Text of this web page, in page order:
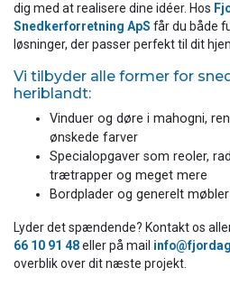
dig med at realisere dine idéer. Hos
Snedkerforretning ApS får du både
løsninger, der passer perfekt til dit
Vi tilbyder alle former for
heriblandt:
Vinduer og døre i mahogni,
ønskede farver
Specialopgaver som reoler,
trætrapper og meget mere
Bordplader og generelt
Lyder det spændende? Kontakt os
66 10 91 48eller på mail
overblik over dit næste projekt.